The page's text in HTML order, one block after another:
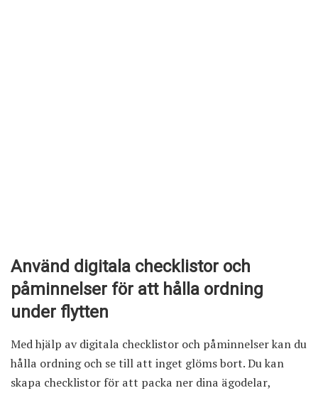
Använd digitala checklistor och
påminnelser för att hålla ordning
under flytten
Med hjälp av digitala checklistor och påminnelser kan du
hålla ordning och se till att inget glöms bort. Du kan
skapa checklistor för att packa ner dina ägodelar,